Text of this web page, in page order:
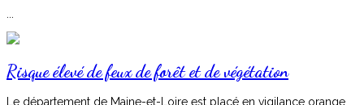
Risque élevé de feux de forêt et de végétation
Le département de Maine-et-Loire est placé en vigilance orange